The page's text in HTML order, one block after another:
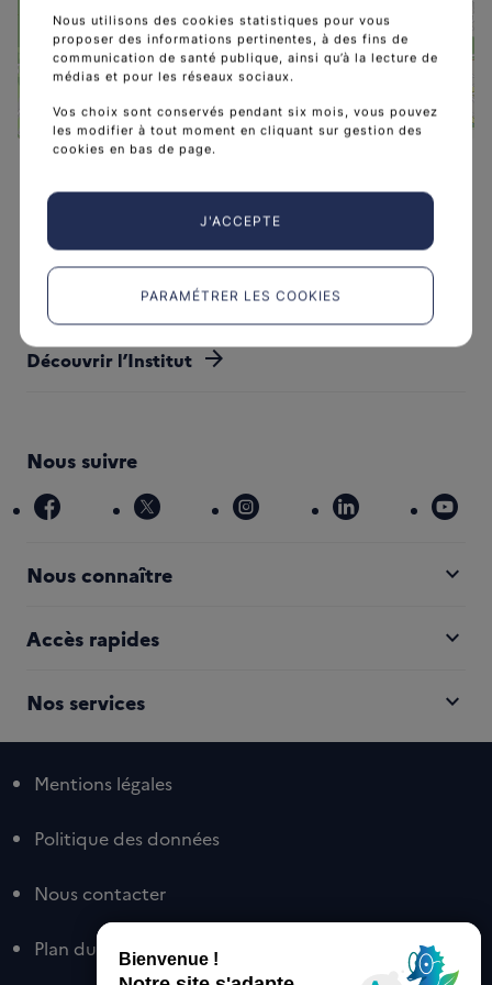
Leaflet|©OpenStreetMap
L'Institut national du cancer est l’agence d'expertise
sanitaire et scientifique en cancérologie de l’État.
Découvrir l’Institut arrow_forward
Nous suivre
facebook x instagram linkedin
Nous connaître expand_more
Accès rapides expand_more
Nos services expand_more
Mentions légales
Politique des données
Nous contacter
Plan du site
Nous utilisons des cookies statistiques pour vous
proposer des informations pertinentes, à des fins de
communication de santé publique, ainsi qu’à la lecture de
médias et pour les réseaux sociaux.
Vos choix sont conservés pendant six mois, vous pouvez
les modifier à tout moment en cliquant sur gestion des
cookies en bas de page.
J'ACCEPTE
PARAMÉTRER LES COOKIES